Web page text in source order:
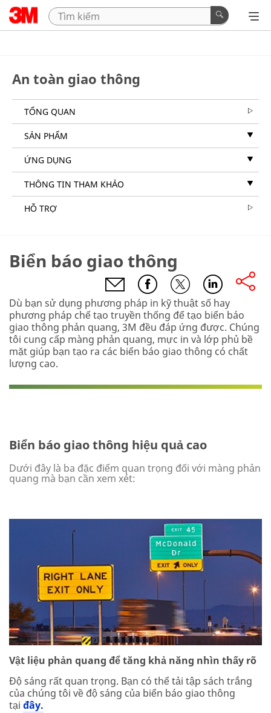
An toàn giao thông
TỔNG QUAN
SẢN PHẨM
ỨNG DỤNG
THÔNG TIN THAM KHẢO
HỖ TRỢ
Biển báo giao thông
email,facebook,twitter,linkedin
Dù bạn sử dụng phương pháp in kỹ thuật số hay
phương pháp chế tạo truyền thống để tạo biển báo
giao thông phản quang, 3M đều đáp ứng được. Chúng
tôi cung cấp màng phản quang, mực in và lớp phủ bề
mặt giúp bạn tạo ra các biển báo giao thông có chất
lượng cao.
Biển báo giao thông hiệu quả cao
Dưới đây là ba đặc điểm quan trọng đối với màng phản
quang mà bạn cần xem xét:
Vật liệu phản quang để tăng khả năng nhìn thấy rõ
Độ sáng rất quan trọng. Bạn có thể tải tập sách trắng
của chúng tôi về độ sáng của biển báo giao thông
tại đây.